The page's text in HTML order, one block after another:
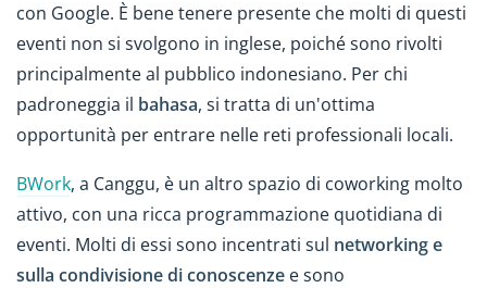
con Google. È bene tenere presente che molti di questi
eventi non si svolgono in inglese, poiché sono rivolti
principalmente al pubblico indonesiano. Per chi
padroneggia il bahasa, si tratta di un'ottima
opportunità per entrare nelle reti professionali locali.
BWork, a Canggu, è un altro spazio di coworking molto
attivo, con una ricca programmazione quotidiana di
eventi. Molti di essi sono incentrati sul networking e
sulla condivisione di conoscenze e sono